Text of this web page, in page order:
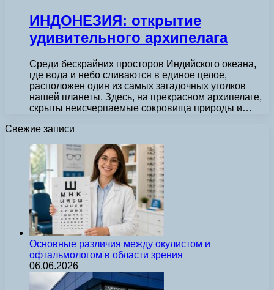
ИНДОНЕЗИЯ: открытие
удивительного архипелага
Среди бескрайних просторов Индийского океана,
где вода и небо сливаются в единое целое,
расположен один из самых загадочных уголков
нашей планеты. Здесь, на прекрасном архипелаге,
скрыты неисчерпаемые сокровища природы и…
Свежие записи
Основные различия между окулистом и
офтальмологом в области зрения
06.06.2026